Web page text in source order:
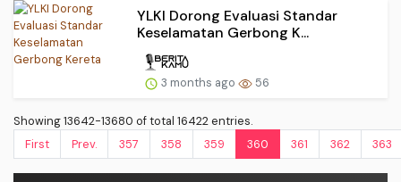
YLKI Dorong Evaluasi Standar
Keselamatan Gerbong K...
3 months ago 56
Showing 13642-13680 of total 16422 entries.
First
Prev. 357 358 359 360 361 362 363